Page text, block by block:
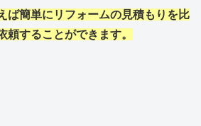
ば簡単にリフォームの見積もりを比
頼することができます。